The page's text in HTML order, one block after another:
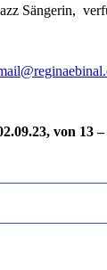
Sängerin,
von 13